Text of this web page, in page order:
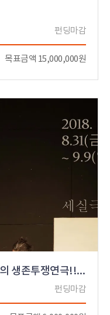
펀딩마감
목표금액 15,000,000원
빨치산할머니와 박카스할머니의 생존투쟁연극!!<고령 수감자>
펀딩마감